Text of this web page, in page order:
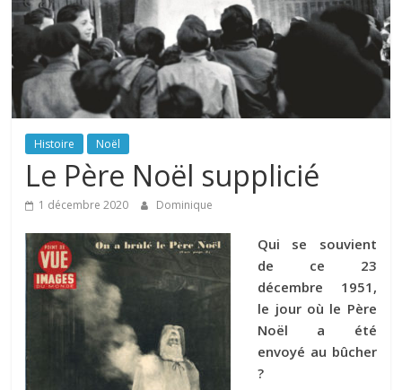
Histoire Noël
Le Père Noël supplicié
1 décembre 2020 Dominique
Qui se souvient
de ce 23
décembre 1951,
le jour où le Père
Noël a été
envoyé au bûcher
?